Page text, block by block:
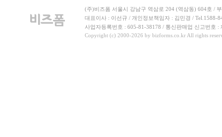
(주)비즈폼 서울시 강남구 역삼로 204 (역삼동) 604호 /
대표이사 : 이선규 / 개인정보책임자 : 김민경 / Tel.1588-
사업자등록번호 : 605-81-38178 / 통신판매업 신고번호 :
Copyright (c) 2000-2026 by bizforms.co.kr All rights